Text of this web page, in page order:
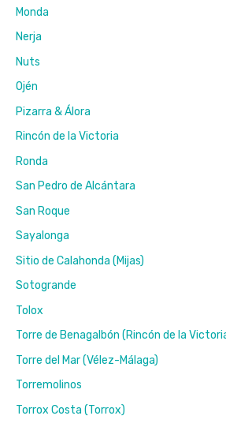
Monda
Nerja
Nuts
Ojén
Pizarra & Álora
Rincón de la Victoria
Ronda
San Pedro de Alcántara
San Roque
Sayalonga
Sitio de Calahonda (Mijas)
Sotogrande
Tolox
Torre de Benagalbón (Rincón de la
Torre del Mar (Vélez-Málaga)
Torremolinos
Torrox Costa (Torrox)